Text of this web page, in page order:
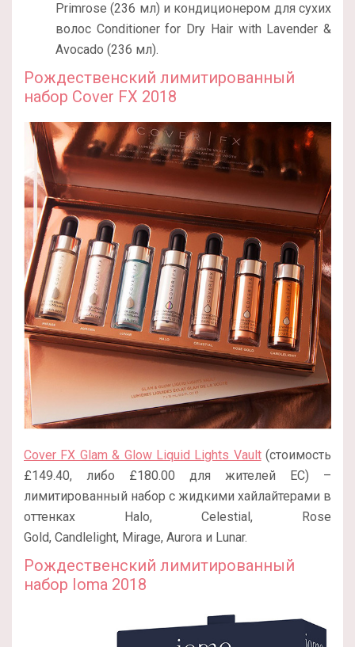
Primrose (236 мл) и кондиционером для сухих
волос Conditioner for Dry Hair with Lavender &
Avocado (236 мл).
Рождественский лимитированный
набор Cover FX 2018
Cover FX Glam & Glow Liquid Lights Vault(стоимость
£149.40, либо £180.00 для жителей ЕС) –
лимитированный набор с жидкими хайлайтерами в
оттенках Halo, Celestial, Rose
Gold, Candlelight, Mirage, Aurora и Lunar.
Рождественский лимитированный
набор Ioma 2018